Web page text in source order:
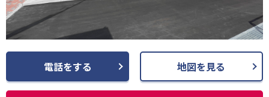
電話をする 地図を見る